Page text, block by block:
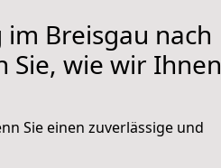
Breisgau nach
Sie, wie wir Ihnen
Sie einen zuverlässige und